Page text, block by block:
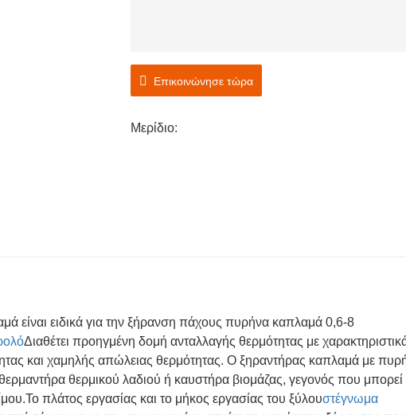
Επικοινώνησε τώρα
Μερίδιο:
είναι ειδικά για την ξήρανση πάχους πυρήνα καπλαμά 0,6-8
Διαθέτει προηγμένη δομή ανταλλαγής θερμότητας με
και χαμηλής απώλειας θερμότητας. Ο ξηραντήρας καπλαμά με
θερμικού λαδιού ή καυστήρα βιομάζας, γεγονός που μπορεί
Το πλάτος εργασίας και το μήκος εργασίας του ξύλουστέγνωμα